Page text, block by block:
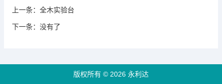
上一条： 全木实验台
下一条： 没有了
版权所有 © 2026 永利达